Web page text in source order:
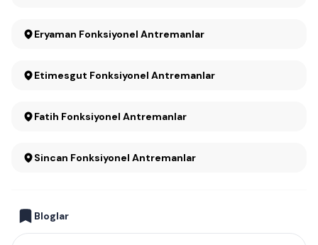
Eryaman Fonksiyonel Antremanlar
Etimesgut Fonksiyonel Antremanlar
Fatih Fonksiyonel Antremanlar
Sincan Fonksiyonel Antremanlar
Bloglar